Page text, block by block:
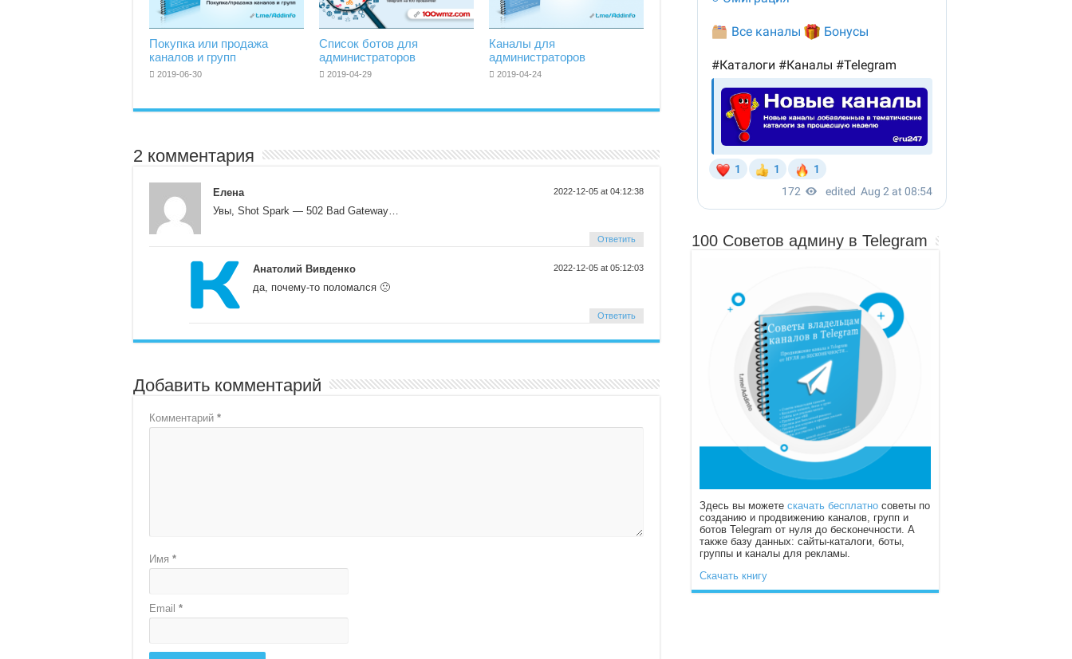
Покупка или продажа
каналов и групп
2019-06-30
Список ботов для
администраторов
2019-04-29
Каналы для
администраторов
2019-04-24
2 комментария
Елена 2022-12-05 at 04:12:38
Увы, Shot Spark — 502 Bad Gateway…
Ответить
Анатолий Вивденко 2022-12-05 at 05:12:03
да, почему-то поломался 🙁
Ответить
Добавить комментарий
Комментарий *
Имя *
Email *
100 Советов админу в Telegram
Здесь вы можете скачать бесплатно советы по
созданию и продвижению каналов, групп и
ботов Telegram от нуля до бесконечности. А
также базу данных: сайты-каталоги, боты,
группы и каналы для рекламы.
Скачать книгу